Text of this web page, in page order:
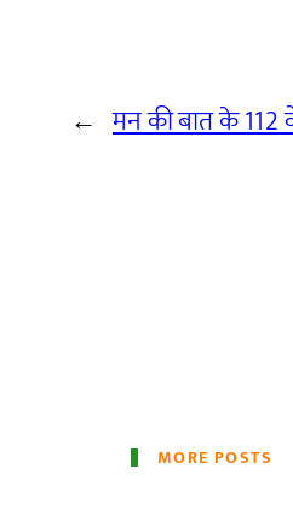
← मन की बात के 112
MORE POSTS